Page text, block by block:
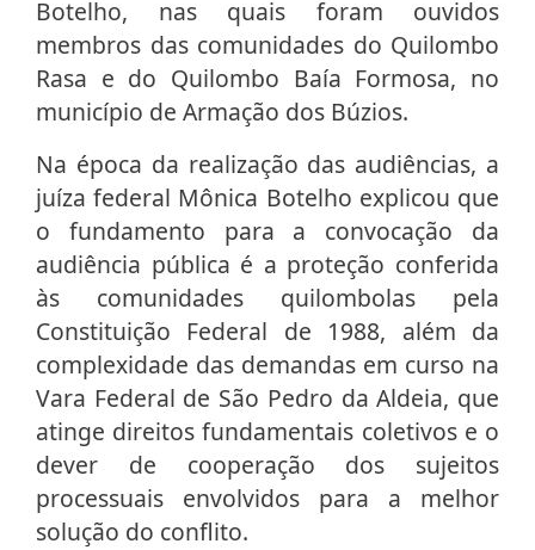
Botelho, nas quais foram ouvidos
membros das comunidades do Quilombo
Rasa e do Quilombo Baía Formosa, no
município de Armação dos Búzios.
Na época da realização das audiências, a
juíza federal Mônica Botelho explicou que
o fundamento para a convocação da
audiência pública é a proteção conferida
às comunidades quilombolas pela
Constituição Federal de 1988, além da
complexidade das demandas em curso na
Vara Federal de São Pedro da Aldeia, que
atinge direitos fundamentais coletivos e o
dever de cooperação dos sujeitos
processuais envolvidos para a melhor
solução do conflito.